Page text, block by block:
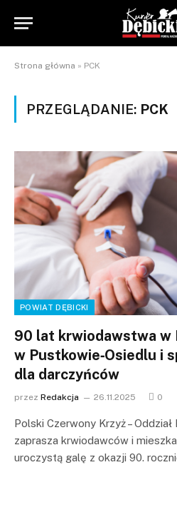
Strona główna » PCK
PRZEGLĄDANIE: PCK
POWIAT DĘBICKI
90 lat krwiodawstwa w
w Pustkowie‑Osiedlu i
dla darczyńców
przez Redakcja 26.11.2025 0
Polski Czerwony Krzyż –
zaprasza krwiodawców i
uroczystą galę z okazji 90.